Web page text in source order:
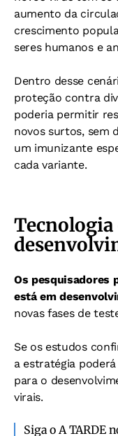
aumento da
crescimento
seres humanos e
Dentro desse
proteção contra
poderia permitir
novos surtos, sem
um imunizante
cada variante.
Tecnologia
Os pesquisadores
está em
novas fases de
Se os estudos
a estratégia
para o
virais.
Siga o A TARDE